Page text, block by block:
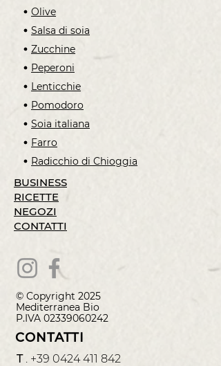
Olive
Salsa di soia
Zucchine
Peperoni
Lenticchie
Pomodoro
Soia italiana
Farro
Radicchio di Chioggia
BUSINESS
RICETTE
NEGOZI
CONTATTI
© Copyright 2025
Mediterranea Bio
P.IVA 02339060242
CONTATTI
T . +39 0424 411 842